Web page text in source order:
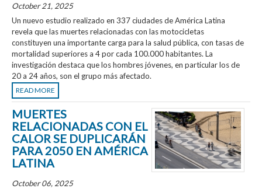
October 21, 2025
Un nuevo estudio realizado en 337 ciudades de América Latina
revela que las muertes relacionadas con las motocicletas
constituyen una importante carga para la salud pública, con tasas de
mortalidad superiores a 4 por cada 100.000 habitantes. La
investigación destaca que los hombres jóvenes, en particular los de
20 a 24 años, son el grupo más afectado.
READ MORE
MUERTES
RELACIONADAS CON EL
CALOR SE DUPLICARÁN
PARA 2050 EN AMÉRICA
LATINA
October 06, 2025